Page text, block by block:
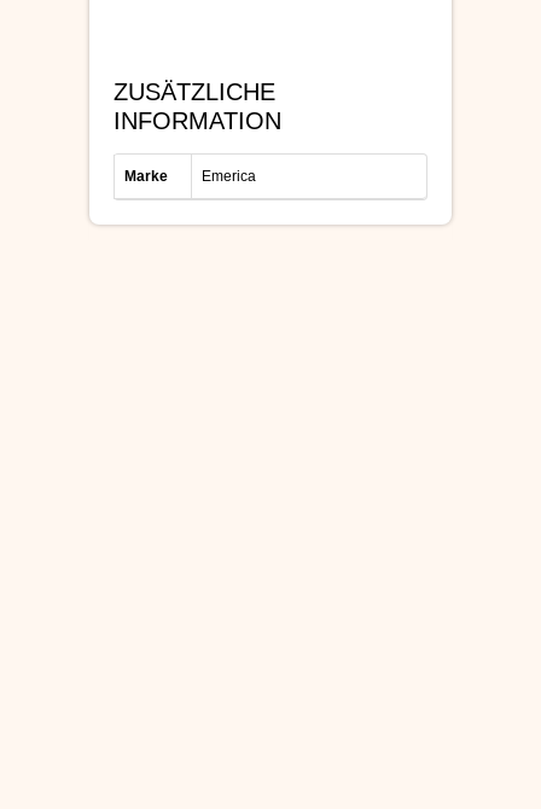
ZUSÄTZLICHE
INFORMATION
Marke Emerica